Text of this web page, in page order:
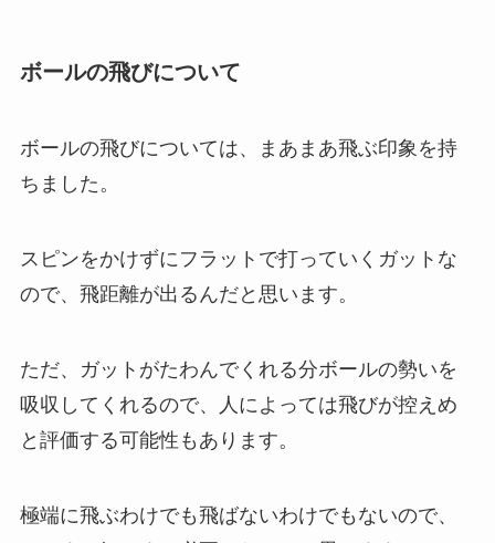
ボールの飛びについて
ボールの飛びについては、まあまあ飛ぶ印象を持
ちました。
スピンをかけずにフラットで打っていくガットな
ので、飛距離が出るんだと思います。
ただ、ガットがたわんでくれる分ボールの勢いを
吸収してくれるので、人によっては飛びが控えめ
と評価する可能性もあります。
極端に飛ぶわけでも飛ばないわけでもないので、